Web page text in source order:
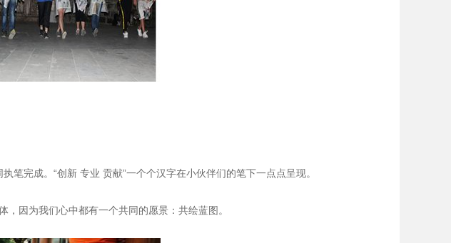
完成。“创新 专业 贡献”一个个汉字在小伙伴们的笔下一点点呈现。
因为我们心中都有一个共同的愿景：共绘蓝图。